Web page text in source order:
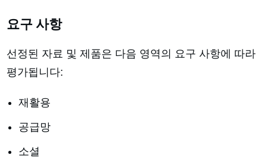
요구 사항
선정된 자료 및 제품은 다음 영역의 요구 사항에 따라
평가됩니다:
재활용
공급망
소셜